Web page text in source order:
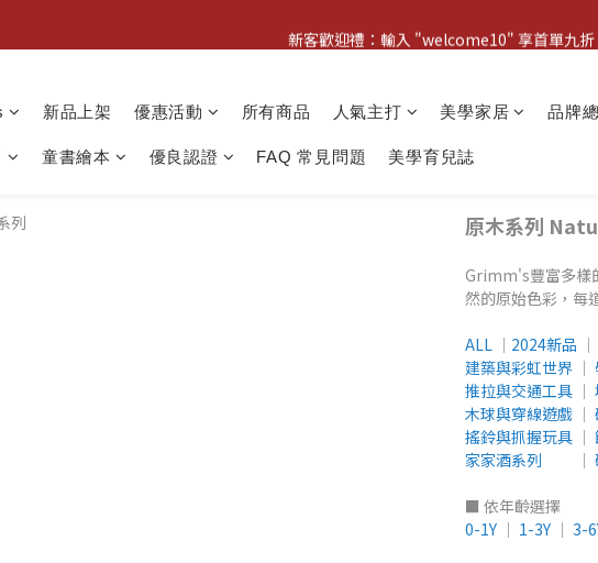
新客歡迎禮：輸入 "welcome10" 享首單九折
新品上架 優惠活動 所有商品 人氣主打 美學家居 品牌
童書繪本 優良認證 FAQ 常見問題 美學育兒誌
原木系列
Grimm's豐富多樣
然的原始色彩，每
ALL │ 2024新品 │
建築與彩虹世界 │
推拉與交通工具 │
木球與穿線遊戲 │
搖鈴與抓握玩具 │
家家酒系列 │
■ 依年齡選擇
0-1Y │ 1-3Y │ 3-